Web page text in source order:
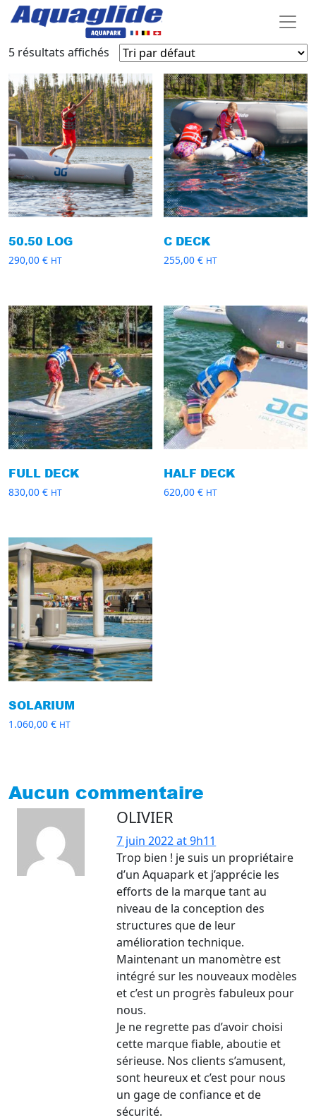
5 résultats affichés
50.50 LOG
290,00 € HT
C DECK
255,00€ HT
FULL DECK
830,00 € HT
HALF DECK
620,00€ HT
SOLARIUM
1.060,00 € HT
Aucun commentaire
OLIVIER
7 juin 2022 at 9h11
Trop bien ! je suis un propriétaire
d’un Aquapark et j’apprécie les
efforts de la marque tant au
niveau de la conception des
structures que de leur
amélioration technique.
Maintenant un manomètre est
intégré sur les nouveaux modèles
et c’est un progrès fabuleux pour
nous.
Je ne regrette pas d’avoir choisi
cette marque fiable, aboutie et
sérieuse. Nos clients s’amusent,
sont heureux et c’est pour nous
un gage de confiance et de
sécurité.